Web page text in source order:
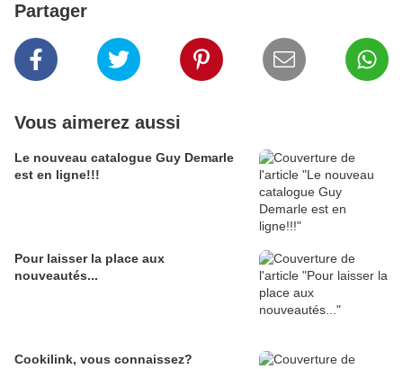
Partager
Vous aimerez aussi
Le nouveau catalogue Guy Demarle
est en ligne!!!
Pour laisser la place aux
nouveautés...
Cookilink, vous connaissez?